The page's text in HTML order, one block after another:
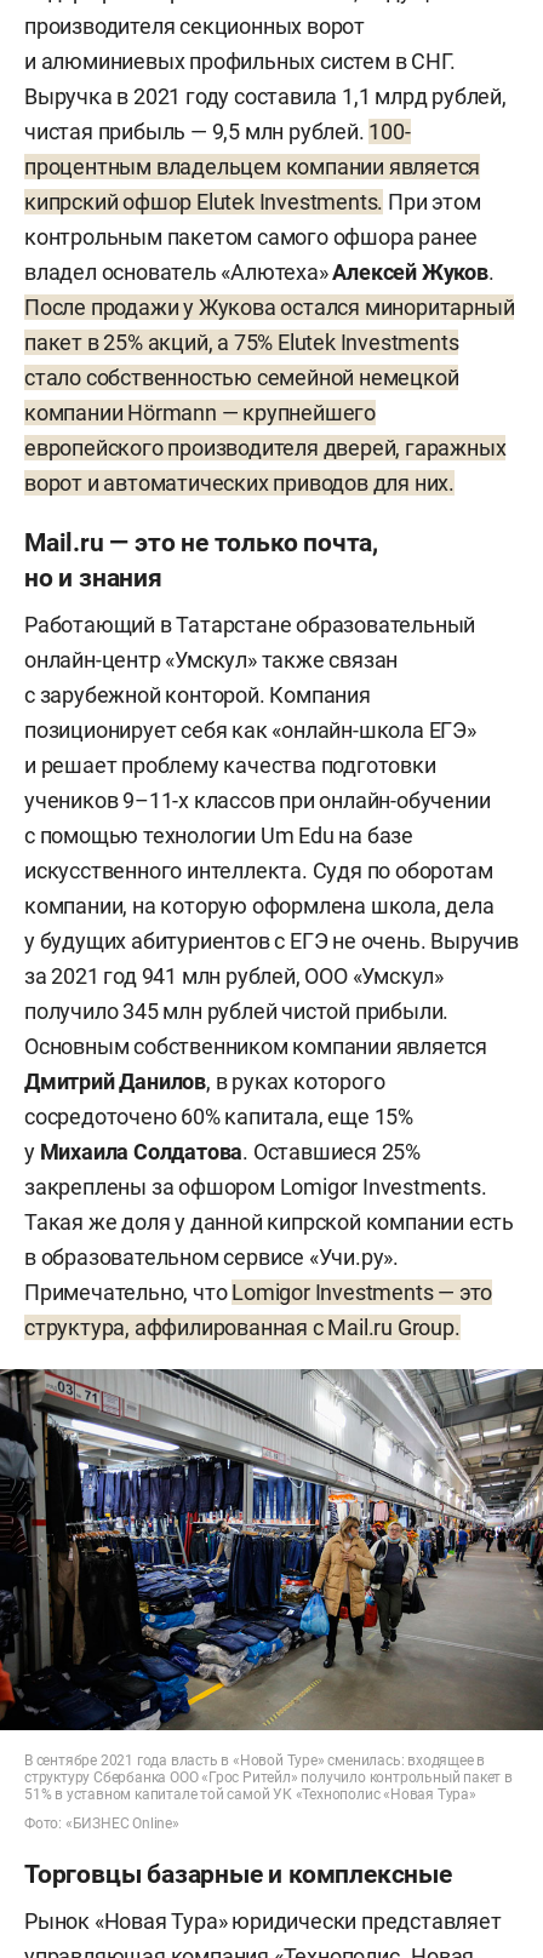
производителя секционных ворот
и алюминиевых профильных систем в СНГ.
Выручка в 2021 году составила 1,1 млрд рублей,
чистая прибыль — 9,5 млн рублей. 100-
процентным владельцем компании является
кипрский офшор Elutek Investments. При этом
контрольным пакетом самого офшора ранее
владел основатель «Алютеха»Алексей Жуков.
После продажи у Жукова остался миноритарный
пакет в 25% акций, а 75% Elutek Investments
стало собственностью семейной немецкой
компании Hörmann — крупнейшего
европейского производителя дверей, гаражных
ворот и автоматических приводов для них.
Mail.ru — это не только почта,
но и знания
Работающий в Татарстане образовательный
онлайн-центр «Умскул» также связан
с зарубежной конторой. Компания
позиционирует себя как «онлайн-школа ЕГЭ»
и решает проблему качества подготовки
учеников 9–11-х классов при онлайн-обучении
с помощью технологии Um Edu на базе
искусственного интеллекта. Судя по оборотам
компании, на которую оформлена школа, дела
у будущих абитуриентов с ЕГЭ не очень. Выручив
за 2021 год 941 млн рублей, ООО «Умскул»
получило 345 млн рублей чистой прибыли.
Основным собственником компании является
Дмитрий Данилов, в руках которого
сосредоточено 60% капитала, еще 15%
у Михаила Солдатова. Оставшиеся 25%
закреплены за офшором Lomigor Investments.
Такая же доля у данной кипрской компании есть
в образовательном сервисе «Учи.ру».
Примечательно, чтоLomigor Investments — это
структура, аффилированная с Mail.ru Group.
В сентябре 2021 года власть в «Новой Туре» сменилась: входящее в
структуру Сбербанка ООО «Грос Ритейл» получило контрольный пакет в
51% в уставном капитале той самой УК «Технополис «Новая Тура»
Фото: «БИЗНЕС Online»
Торговцы базарные и комплексные
Рынок «Новая Тура» юридически представляет